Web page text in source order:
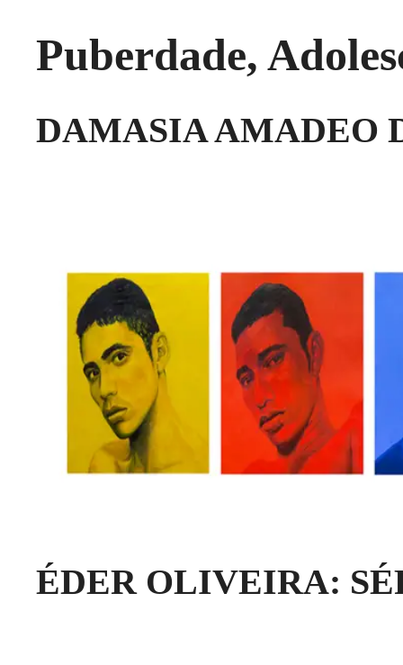
Puberdade,
DAMASIA AMADEO
ÉDER OLIVEIRA: